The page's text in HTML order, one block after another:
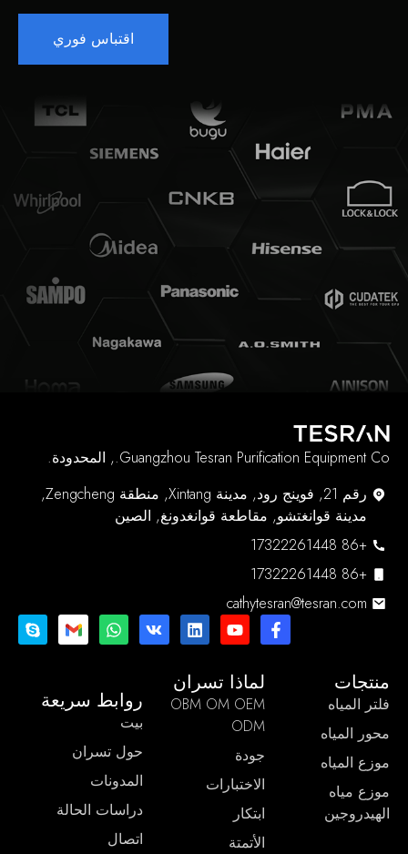
اقتباس فوري
Guangzhou Tesran Purification Equipment Co., المحدودة.
رقم 21, فوينج رود, مدينة Xintang, منطقة Zengcheng,
مدينة قوانغتشو, مقاطعة قوانغدونغ, الصين
+86 17322261448
+86 17322261448
cathytesran@tesran.com
منتجات
فلتر المياه
محور المياه
موزع المياه
موزع مياه
الهيدروجين
لماذا تسران
OBM OM OEM
ODM
جودة
الاختبارات
ابتكار
الأتمتة
روابط سريعة
بيت
حول تسران
المدونات
دراسات الحالة
اتصال